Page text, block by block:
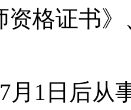
资格证书
7月1日后